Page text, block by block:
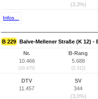
(3,3%)
Infos...
B 229 Balve-Mellener Straße (K 12) -
Nr.
10.466
(10.475)
B-Rang
5.688
(3.312)
DTV
11.457
SV
344
(3,0%)